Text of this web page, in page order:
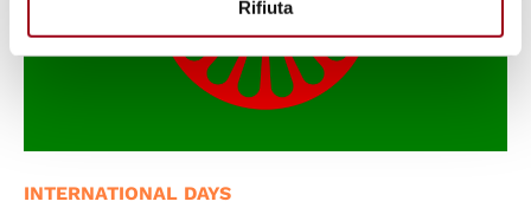
Rifiuta
INTERNATIONAL DAYS